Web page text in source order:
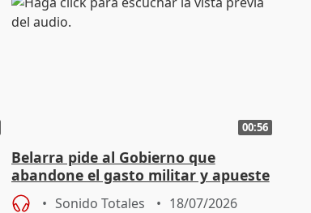
00:56
Belarra pide al Gobierno que
abandone el gasto militar y apueste
"de verdad" por la cultura
Sonido Totales 18/07/2026